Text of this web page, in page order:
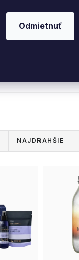
Odmietnuť
NAJDRAHŠIE